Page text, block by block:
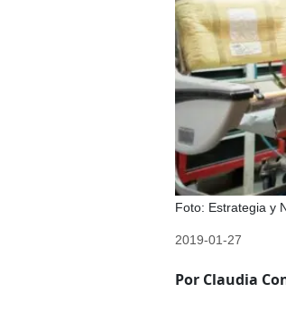
Foto: Estrategia y
2019-01-27
Por Claudia